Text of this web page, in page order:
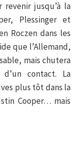
revenir jusqu’à la
Plessinger et
Roczen dans les
que l’Allemand,
mais chutera
contact. La
plus tôt dans la
Cooper… mais